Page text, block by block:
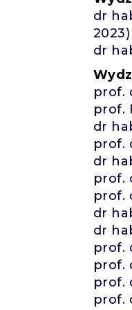
dr
2023)
dr
prof.
prof.
dr
prof.
dr
prof.
prof.
dr
dr
prof.
prof.
prof.
prof.